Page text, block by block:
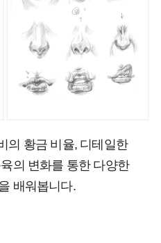
의 황금 비율, 디테일한
의 변화를 통한 다양한
배워봅니다.